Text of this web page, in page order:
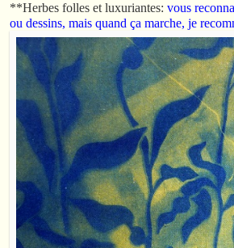
**Herbes folles et luxuriantes: vous
ou dessins, mais quand ça marche, je